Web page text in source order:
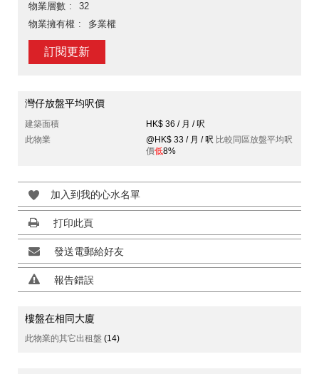
物業層數
32
物業擁有權
多業權
訂閱更新
灣仔放盤平均呎價
建築面積
HK$ 36 / 月 / 呎
此物業
@HK$ 33 / 月 / 呎 比較同區放盤平均呎
價低8%
加入到我的心水名單
打印此頁
發送電郵給好友
報告錯誤
樓盤在相同大廈
此物業的其它出租盤 (14)